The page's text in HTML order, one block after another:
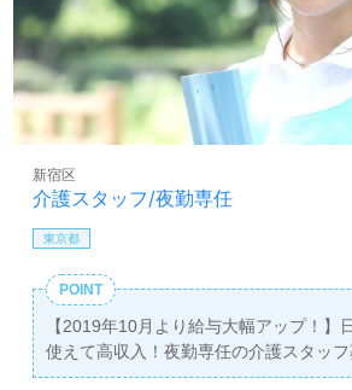
介護スタッフ/夜勤専任
新宿区
東京都
POINT
【2019年10月より給与大幅アップ！】
使えて高収入！夜勤専任の介護スタッ
ートや趣味との両立やＷワークも大歓